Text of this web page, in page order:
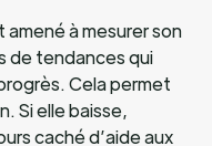
à mesurer son
de tendances qui
Cela permet
Si elle baisse,
caché d’aide aux